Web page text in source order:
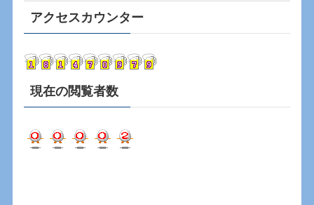
カ
イ
アクセスカウンター
現在の閲覧者数